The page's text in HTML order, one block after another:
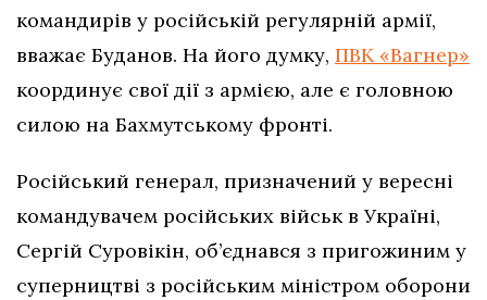
командирів у російській регулярній армії,
вважає Буданов. На його думку, ПВК «Вагнер»
координує свої дії з армією, але є головною
силою на Бахмутському фронті.
Російський генерал, призначений у вересні
командувачем російських військ в Україні,
Сергій Суровікін, об’єднався з пригожиним у
суперництві з російським міністром оборони